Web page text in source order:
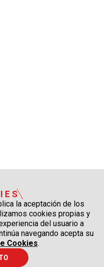
la aceptación de los
cookies propias y
del usuario a
navegando acepta su
Cookies.